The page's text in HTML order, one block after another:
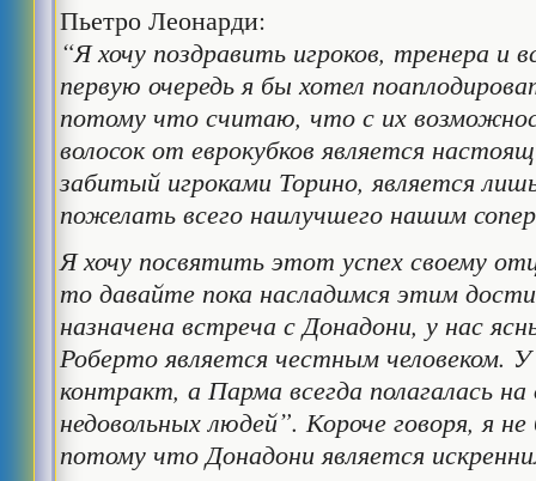
Пьетро Леонарди:
“Я хочу поздравить игроков, тренера и
первую очередь я бы хотел
потому что считаю, что с их
волосок от еврокубков является
забитый игроками Торино, является
пожелать всего наилучшего нашим
Я хочу посвятить этот успех своему
то давайте пока насладимся этим
назначена встреча с Донадони, у нас
Роберто является честным человеком.
контракт, а Парма всегда полагалась
недовольных людей”. Короче говоря, я
потому что Донадони является